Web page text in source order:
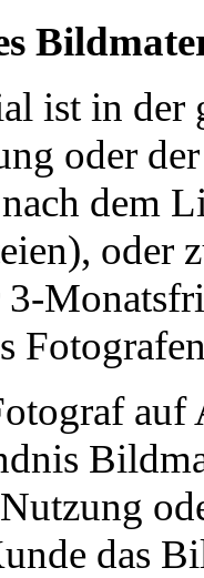
ist in
oder
dem
oder
3-
das